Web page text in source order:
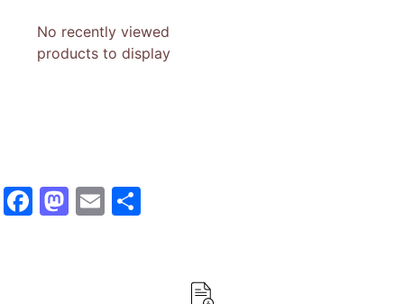
No recently viewed
products to display
Facebook
Mastodon
Email